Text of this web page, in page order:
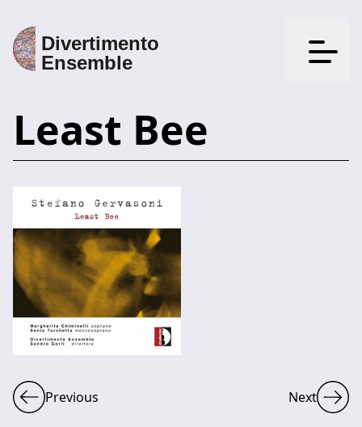
Apri il
Least Bee
Previous Next